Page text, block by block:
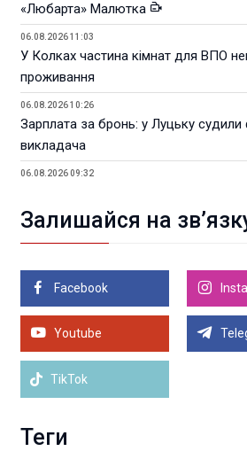
«Любарта» Малютка
06.08.2026 11:03
У Колках частина кімнат для ВПО
проживання
06.08.2026 10:26
Зарплата за бронь: у Луцьку судили
викладача
06.08.2026 09:32
05.08.2026 21:18
Порівняння телеоб'єктивів Sigma
05.08.2026 21:00
У Луцьку на 99,9% готовий
ветеранський простір. ВІДЕО
Залишайся на
Facebook
Youtube
TikTok
Теги